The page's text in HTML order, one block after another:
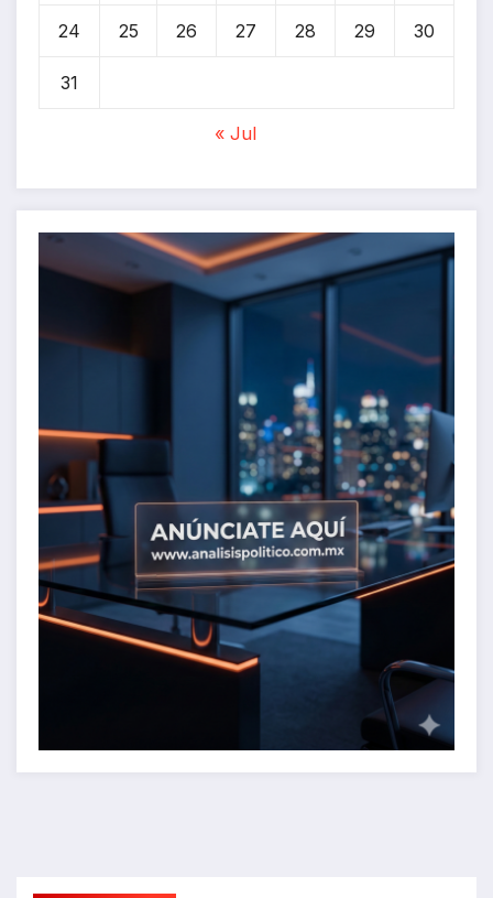
24 25 26 27 28 29 30
31
« Jul